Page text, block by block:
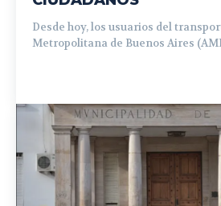
Desde hoy, los usuarios del
Metropolitana de Buenos Aires